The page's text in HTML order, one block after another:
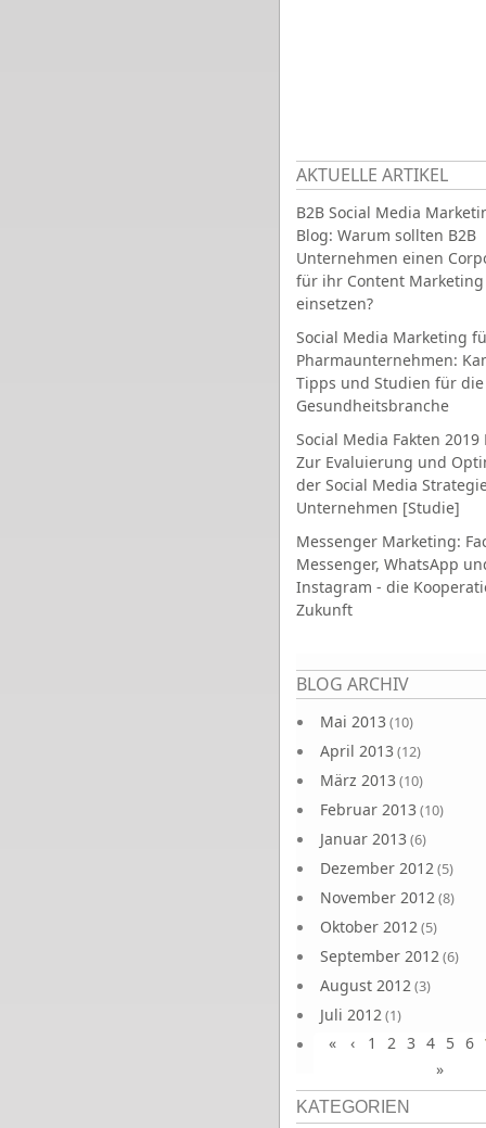
AKTUELLE ARTIKEL
B2B Social Media
Blog: Warum sollten B2B
Unternehmen einen
für ihr Content Marketing
einsetzen?
Social Media Marketing
Pharmaunternehmen:
Tipps und Studien für die
Gesundheitsbranche
Social Media Fakten 2019
Zur Evaluierung und
der Social Media
Unternehmen [Studie]
Messenger Marketing:
Messenger, WhatsApp
Instagram - die
Zukunft
BLOG ARCHIV
Mai 2013 (10)
April 2013 (12)
März 2013 (10)
Februar 2013 (10)
Januar 2013 (6)
Dezember 2012(5)
November 2012(8)
Oktober 2012(5)
September 2012(6)
August 2012(3)
Juli 2012(1)
Juni 2012(4)
Seiten
« ‹ 1 2 3 4 5 6
»
KATEGORIEN